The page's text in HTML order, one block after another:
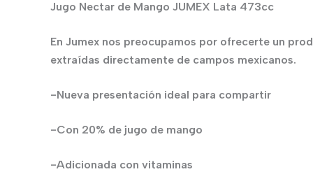
Jugo Nectar de Mango JUMEX Lata 473cc
En Jumex nos preocupamos por ofrecerte un
extraídas directamente de campos mexicanos.
-Nueva presentación ideal para compartir
-Con 20% de jugo de mango
-Adicionada con vitaminas